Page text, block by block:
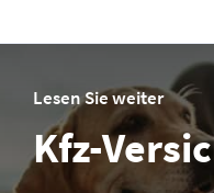
Lesen Sie weiter
Kfz-